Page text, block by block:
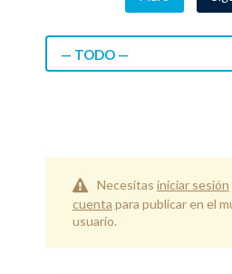
— TODO —
Necesitas iniciar sesión
cuenta para publicar en el
usuario.